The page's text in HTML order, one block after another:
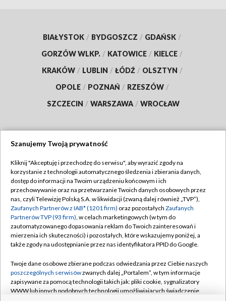
BIAŁYSTOK / BYDGOSZCZ / GDAŃSK /
GORZÓW WLKP. / KATOWICE / KIELCE /
KRAKÓW / LUBLIN / ŁÓDŹ / OLSZTYN /
OPOLE / POZNAŃ / RZESZÓW /
SZCZECIN / WARSZAWA / WROCŁAW
TVP
Abonament TVP
Emisja w TVP
Centrum informacji TVP
Naziemna Telewizja Cyfrowa
Rada Programowa
System NOS
Regulamin TVP
Polityka prywatności
Moje zgody
Pomoc
Kontakt
Szanujemy Twoją prywatność
Kliknij "Akceptuję i przechodzę do serwisu", aby wyrazić zgody na
korzystanie z technologii automatycznego śledzenia i zbierania danych,
dostęp do informacji na Twoim urządzeniu końcowym i ich
przechowywanie oraz na przetwarzanie Twoich danych osobowych przez
nas, czyli Telewizję Polską S.A. w likwidacji (zwaną dalej również „TVP”),
Zaufanych Partnerów z IAB* (1201 firm) oraz pozostałych Zaufanych
Partnerów TVP (93 firm), w celach marketingowych (w tym do
zautomatyzowanego dopasowania reklam do Twoich zainteresowań i
mierzenia ich skuteczności) i pozostałych, które wskazujemy poniżej, a
także zgody na udostępnianie przez nas identyfikatora PPID do Google.
Twoje dane osobowe zbierane podczas odwiedzania przez Ciebie naszych
poszczególnych serwisówzwanych dalej „Portalem”, w tym informacje
zapisywane za pomocą technologii takich jak: pliki cookie, sygnalizatory
WWW lub innych podobnych technologii umożliwiających świadczenie